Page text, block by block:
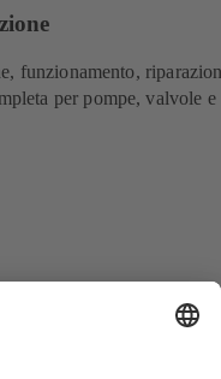
funzionamento,
per pompe, valvole